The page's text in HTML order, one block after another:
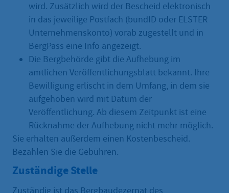
wird. Zusätzlich wird der Bescheid elektronisch
in das jeweilige Postfach (bundID oder ELSTER
Unternehmenskonto) vorab zugestellt und in
BergPass eine Info angezeigt.
Die Bergbehörde gibt die Aufhebung im
amtlichen Veröffentlichungsblatt bekannt. Ihre
Bewilligung erlischt in dem Umfang, in dem sie
aufgehoben wird mit Datum der
Veröffentlichung. Ab diesem Zeitpunkt ist eine
Rücknahme der Aufhebung nicht mehr möglich.
Sie erhalten außerdem einen Kostenbescheid.
Bezahlen Sie die Gebühren.
Zuständige Stelle
Zuständig ist das Bergbaudezernat des